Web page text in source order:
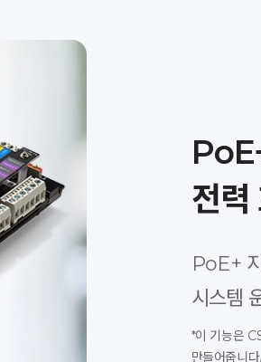
전력
PoE+
시스템
*이 기능은
만들어줍니다.